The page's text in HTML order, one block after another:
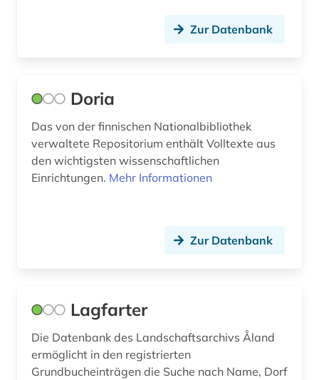
traditionswissenschaft (1)
uppsala (1)
verwaltung (1)
volkskunde (1)
volksmusik (1)
wappen (1)
ethnologe (1)
zeitschriftenaufsatz (1)
zeitungen (1)
Zur Datenbank
Doria
Das von der finnischen Nationalbibliothek
verwaltete Repositorium enthält Volltexte aus
den wichtigsten wissenschaftlichen
Einrichtungen. Mehr Informationen
Zur Datenbank
Lagfarter
Die Datenbank des Landschaftsarchivs Åland
ermöglicht in den registrierten
Grundbucheinträgen die Suche nach Name, Dorf